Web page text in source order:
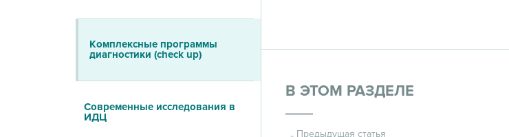
Комплексные программы
диагностики (check up)
Современные исследования в
ИДЦ
В ЭТОМ РАЗДЕЛЕ
Предыдущая статья